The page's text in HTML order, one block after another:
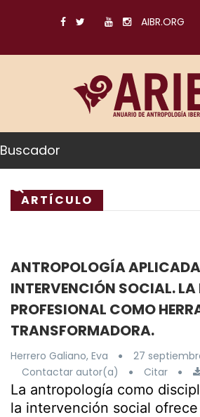
AIBR.ORG
Buscador
ARTÍCULO
ANTROPOLOGÍA
INTERVENCIÓN SOCIAL.
PROFESIONAL COMO
TRANSFORMADORA.
Herrero Galiano, Eva
27
Contactar autor(a)
Citar
La antropología como
la intervención social